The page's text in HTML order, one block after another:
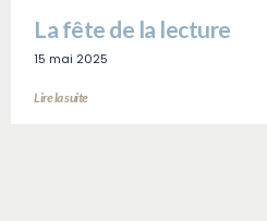
La fête de la lecture
15 mai 2025
Lire la suite